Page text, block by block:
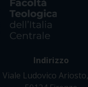
Indirizzo
Viale Ludovico